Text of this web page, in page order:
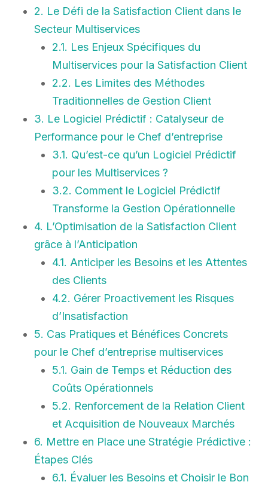
2. Le Défi de la Satisfaction Client dans le
Secteur Multiservices
2.1. Les Enjeux Spécifiques du
Multiservices pour la Satisfaction Client
2.2. Les Limites des Méthodes
Traditionnelles de Gestion Client
3. Le Logiciel Prédictif : Catalyseur de
Performance pour le Chef d’entreprise
3.1. Qu’est-ce qu’un Logiciel Prédictif
pour les Multiservices ?
3.2. Comment le Logiciel Prédictif
Transforme la Gestion Opérationnelle
4. L’Optimisation de la Satisfaction Client
grâce à l’Anticipation
4.1. Anticiper les Besoins et les Attentes
des Clients
4.2. Gérer Proactivement les Risques
d’Insatisfaction
5. Cas Pratiques et Bénéfices Concrets
pour le Chef d’entreprise multiservices
5.1. Gain de Temps et Réduction des
Coûts Opérationnels
5.2. Renforcement de la Relation Client
et Acquisition de Nouveaux Marchés
6. Mettre en Place une Stratégie Prédictive :
Étapes Clés
6.1. Évaluer les Besoins et Choisir le Bon